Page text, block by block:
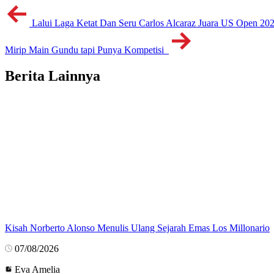
Lalui Laga Ketat Dan Seru Carlos Alcaraz Juara US Open
Mirip Main Gundu tapi Punya Kompetisi
Berita Lainnya
Kisah Norberto Alonso Menulis Ulang Sejarah Emas Los Millonario
07/08/2026
Eva Amelia